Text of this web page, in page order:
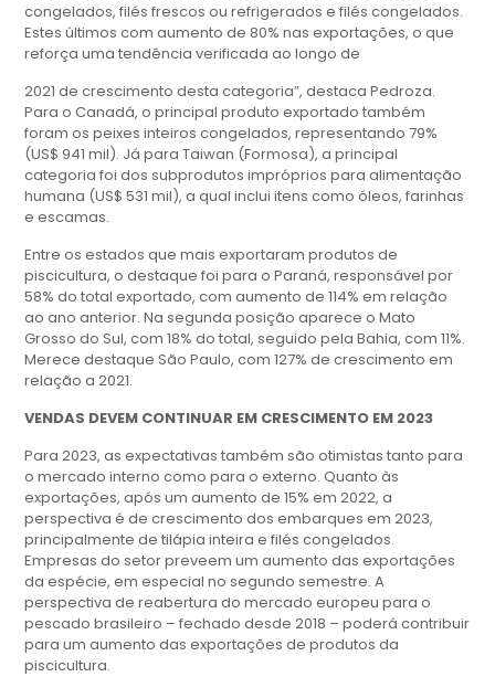
congelados, filés frescos ou refrigerados e filés congelados.
Estes últimos com aumento de 80% nas exportações, o que
reforça uma tendência verificada ao longo de
2021 de crescimento desta categoria”, destaca Pedroza.
Para o Canadá, o principal produto exportado também
foram os peixes inteiros congelados, representando 79%
(US$ 941 mil). Já para Taiwan (Formosa), a principal
categoria foi dos subprodutos impróprios para alimentação
humana (US$ 531 mil), a qual inclui itens como óleos, farinhas
e escamas.
Entre os estados que mais exportaram produtos de
piscicultura, o destaque foi para o Paraná, responsável por
58% do total exportado, com aumento de 114% em relação
ao ano anterior. Na segunda posição aparece o Mato
Grosso do Sul, com 18% do total, seguido pela Bahia, com 11%.
Merece destaque São Paulo, com 127% de crescimento em
relação a 2021.
VENDAS DEVEM CONTINUAR EM CRESCIMENTO EM 2023
Para 2023, as expectativas também são otimistas tanto para
o mercado interno como para o externo. Quanto às
exportações, após um aumento de 15% em 2022, a
perspectiva é de crescimento dos embarques em 2023,
principalmente de tilápia inteira e filés congelados.
Empresas do setor preveem um aumento das exportações
da espécie, em especial no segundo semestre. A
perspectiva de reabertura do mercado europeu para o
pescado brasileiro – fechado desde 2018 – poderá contribuir
para um aumento das exportações de produtos da
piscicultura.